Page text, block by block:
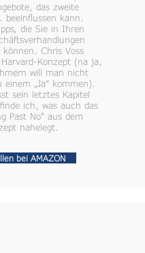
das zweite
beeinflussen kann.
die Sie in Ihren
können. Chris Voss
Konzept (na ja,
will man nicht
einem „Ja“ kommen).
sein letztes Kapitel
ich, was auch das
Past No" aus dem
nahelegt.
bei AMAZON